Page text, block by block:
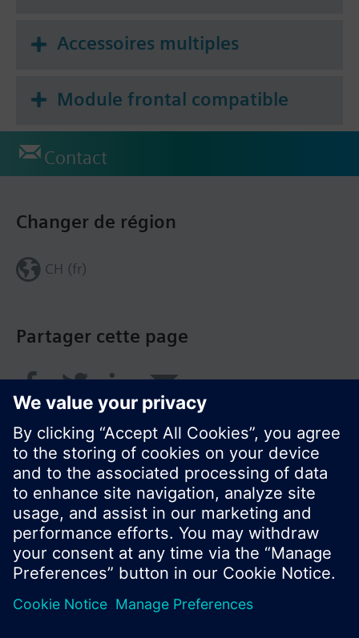
Accessoires multiples
Module frontal compatible
Contact
Partager cette page
Changer de région
CH (fr)
© Siemens Switzerland Ltd. 2018
Le portefeuille des produits peut varier en